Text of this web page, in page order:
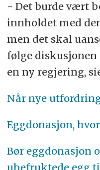
- Det burde vært
innholdet med
men det skal
følge
en ny regjering,
Når nye
Eggdonasjon,
Bør eggdonasjon
ubefruktede egg